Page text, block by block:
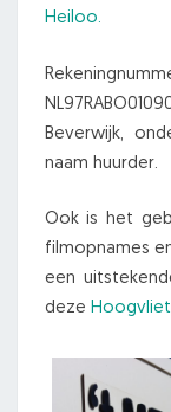
Heiloo.
Beverwijk,
naam huurder.
Ook is het
filmopnames
een
deze